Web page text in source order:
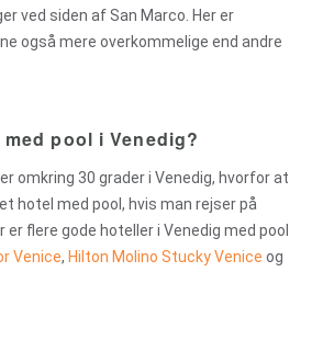
ved siden af San Marco. Her er
også mere overkommelige end andre
pool i Venedig?
omkring 30 grader i Venedig, hvorfor at
hotel med pool, hvis man rejser på
flere gode hoteller i Venedig med pool
Venice, Hilton Molino Stucky Venice og